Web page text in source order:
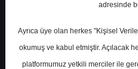
0
adresinde
Ayrıca üye olan herkes "Kişisel
okumuş ve kabul etmiştir. Açılacak
platformumuz yetkili merciler ile